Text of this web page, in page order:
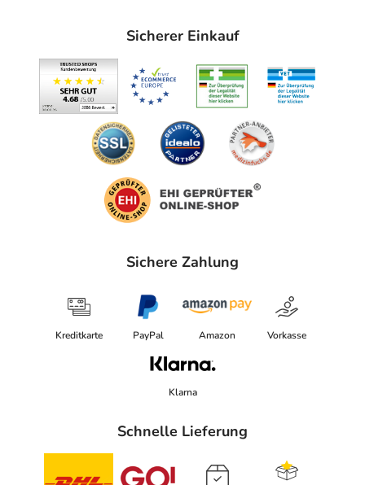
Sicherer Einkauf
Sichere Zahlung
Kreditkarte PayPal Amazon Vorkasse
Klarna
Schnelle Lieferung